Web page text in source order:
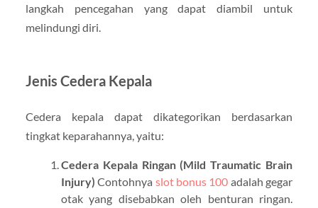
langkah pencegahan yang dapat diambil untuk
melindungi diri.
Jenis Cedera Kepala
Cedera kepala dapat dikategorikan berdasarkan
tingkat keparahannya, yaitu:
Cedera Kepala Ringan (Mild Traumatic Brain
Injury) Contohnya slot bonus 100 adalah gegar
otak yang disebabkan oleh benturan ringan.